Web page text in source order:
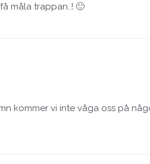
måla trappan..! 🙂
kommer vi inte våga oss på